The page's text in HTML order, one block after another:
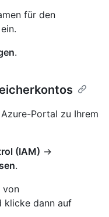
für den
.
Portal zu Ihrem
(IAM) →
.
von
klicke dann auf